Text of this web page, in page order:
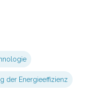
der Energieeffizienz